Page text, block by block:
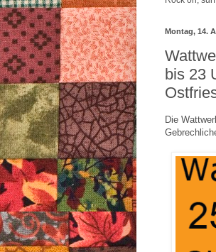
Montag, 14.
bis 23
Die